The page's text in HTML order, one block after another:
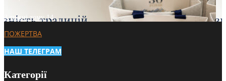
3 тижні тому14
ПОЖЕРТВА
НАШ ТЕЛЕГРАМ
Категорії